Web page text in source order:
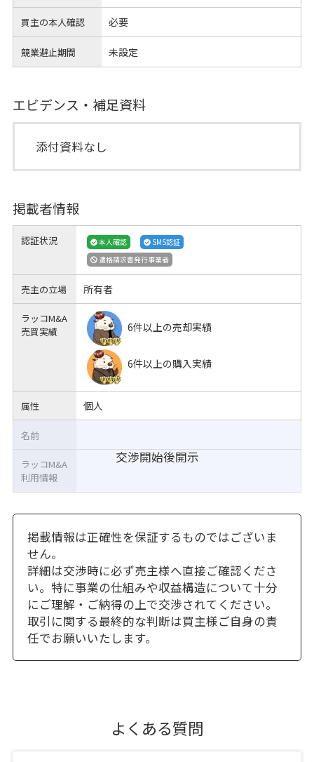
買主の本人確認 必要
競業避止期間 未設定
エビデンス・補足資料
添付資料なし
掲載者情報
認証状況 本人確認
SMS認証
適格請求書発行事業者
売主の立場 所有者
ラッコM&A
売買実績
6件以上の売却実績
6件以上の購入実績
属性 個人
交渉開始後開示
名前
ラッコM&A
利用情報
掲載情報は正確性を保証するものではございま
せん。
詳細は交渉時に必ず売主様へ直接ご確認くださ
い。特に事業の仕組みや収益構造について十分
にご理解・ご納得の上で交渉されてください。
取引に関する最終的な判断は買主様ご自身の責
任でお願いいたします。
よくある質問